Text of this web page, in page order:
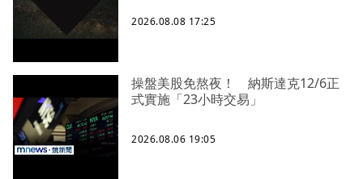
2026.08.08 17:25
操盤美股免熬夜！ 納斯達克12/6正
式實施「23小時交易」
2026.08.06 19:05